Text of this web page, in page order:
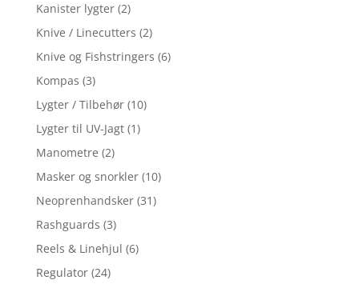
Kanister lygter (2)
Knive / Linecutters (2)
Knive og Fishstringers (6)
Kompas (3)
Lygter / Tilbehør (10)
Lygter til UV-Jagt (1)
Manometre (2)
Masker og snorkler (10)
Neoprenhandsker (31)
Rashguards (3)
Reels & Linehjul (6)
Regulator (24)